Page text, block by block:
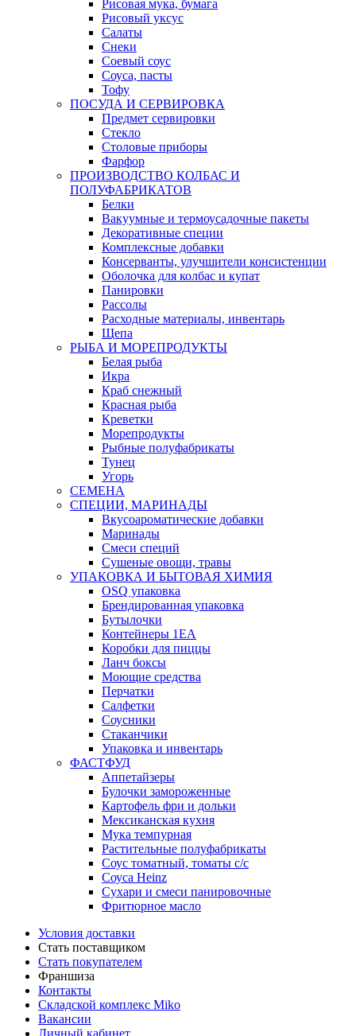
Рисовая мука, бумага
Рисовый уксус
Салаты
Снеки
Соевый соус
Соуса, пасты
Тофу
ПОСУДА И СЕРВИРОВКА
Предмет сервировки
Стекло
Столовые приборы
Фарфор
ПРОИЗВОДСТВО КОЛБАС И
ПОЛУФАБРИКАТОВ
Белки
Вакуумные и термоусадочные пакеты
Декоративные специи
Комплексные добавки
Консерванты, улучшители консистенции
Оболочка для колбас и купат
Панировки
Рассолы
Расходные материалы, инвентарь
Щепа
РЫБА И МОРЕПРОДУКТЫ
Белая рыба
Икра
Краб снежный
Красная рыба
Креветки
Морепродукты
Рыбные полуфабрикаты
Тунец
Угорь
СЕМЕНА
СПЕЦИИ, МАРИНАДЫ
Вкусоароматические добавки
Маринады
Смеси специй
Сушеные овощи, травы
УПАКОВКА И БЫТОВАЯ ХИМИЯ
OSQ упаковка
Брендированная упаковка
Бутылочки
Контейнеры 1ЕА
Коробки для пиццы
Ланч боксы
Моющие средства
Перчатки
Салфетки
Соусники
Стаканчики
Упаковка и инвентарь
ФАСТФУД
Аппетайзеры
Булочки замороженные
Картофель фри и дольки
Мексиканская кухня
Мука темпурная
Растительные полуфабрикаты
Соус томатный, томаты с/с
Соуса Heinz
Сухари и смеси панировочные
Фритюрное масло
Условия доставки
Стать поставщиком
Стать покупателем
Франшиза
Контакты
Складской комплекс Miko
Вакансии
Личный кабинет